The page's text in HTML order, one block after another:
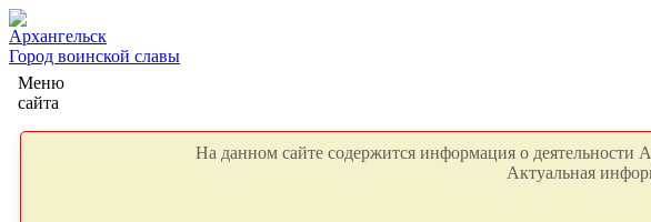
Архангельск
Город воинской славы
Меню
сайта
На данном сайте содержится информация о деятельности
Актуальная